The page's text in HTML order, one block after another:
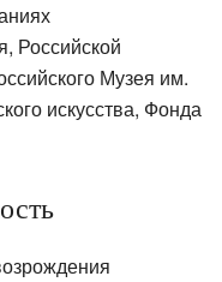
Российской
Музея им.
искусства, Фонда